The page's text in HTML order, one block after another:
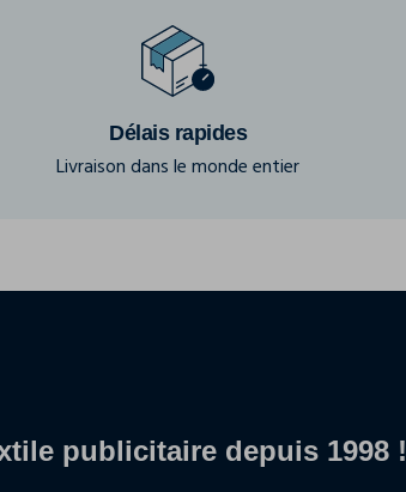
Délais rapides
Livraison dans le monde entier
publicitaire depuis 1998 !